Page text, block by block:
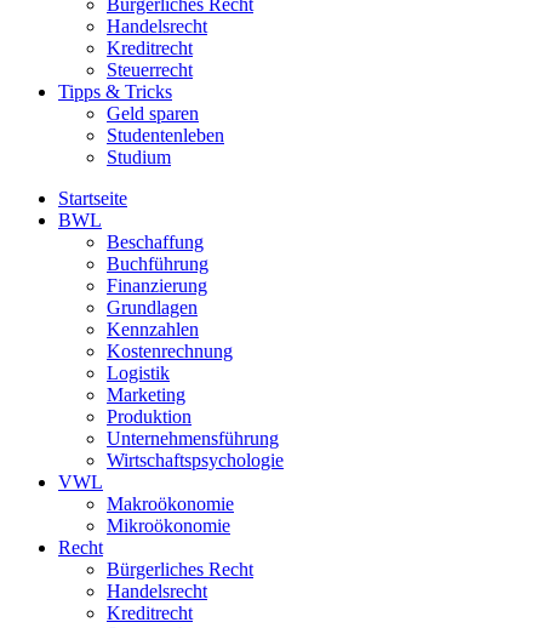
Bürgerliches Recht
Handelsrecht
Kreditrecht
Steuerrecht
Tipps & Tricks
Geld sparen
Studentenleben
Studium
Startseite
BWL
Beschaffung
Buchführung
Finanzierung
Grundlagen
Kennzahlen
Kostenrechnung
Logistik
Marketing
Produktion
Unternehmensführung
Wirtschaftspsychologie
VWL
Makroökonomie
Mikroökonomie
Recht
Bürgerliches Recht
Handelsrecht
Kreditrecht